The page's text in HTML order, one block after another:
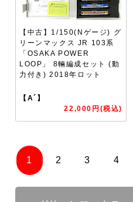
【中古】1/150(Nゲージ) グ
リーンマックス JR 103系
「OSAKA POWER
LOOP」 8輛編成セット (動
力付き) 2018年ロット
【A´】
22,000円(税込)
1 2 3 4